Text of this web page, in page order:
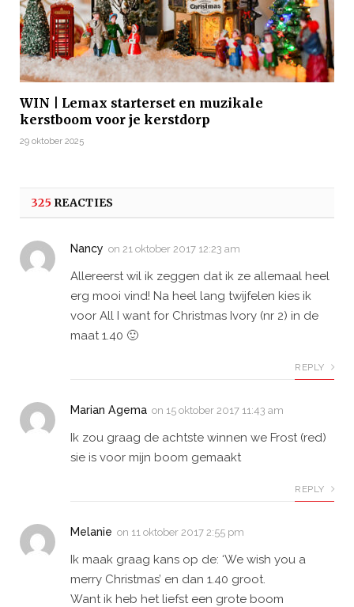
WIN | Lemax starterset en muzikale
kerstboom voor je kerstdorp
29 oktober 2025
325 REACTIES
Nancy on 21 oktober 2017 12:23 am
Allereerst wil ik zeggen dat ik ze allemaal heel
erg mooi vind! Na heel lang twijfelen kies ik
voor All I want for Christmas Ivory (nr 2) in de
maat 1.40 🙂
REPLY
Marian Agema on 15 oktober 2017 11:43 am
Ik zou graag de achtste winnen we Frost (red)
sie is voor mijn boom gemaakt
REPLY
Melanie on 11 oktober 2017 2:55 pm
Ik maak graag kans op de: ‘We wish you a
merry Christmas’ en dan 1.40 groot.
Want ik heb het liefst een grote boom